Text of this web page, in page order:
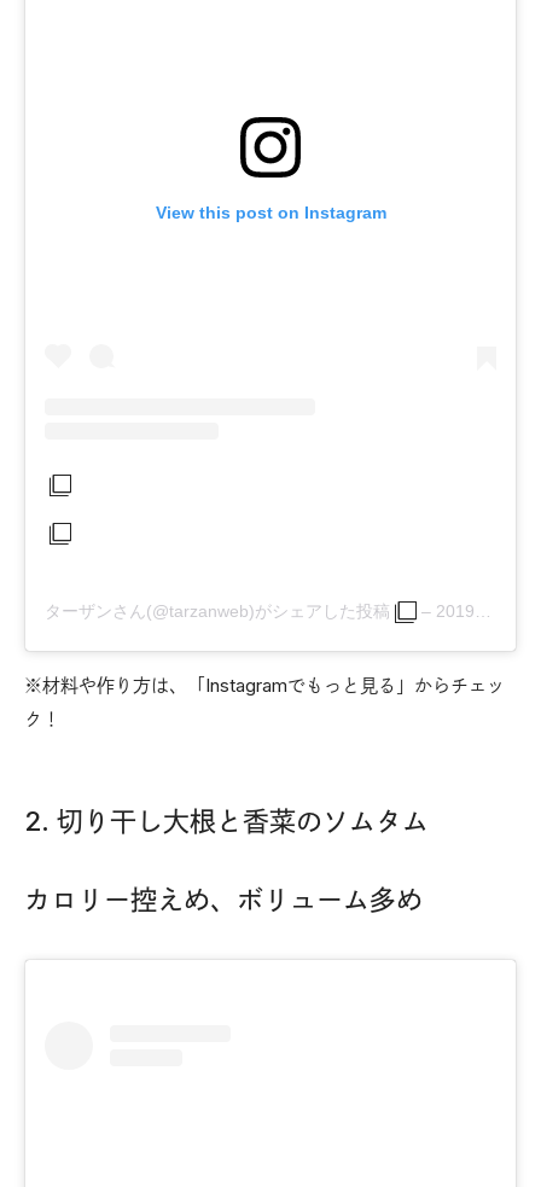
View this post on Instagram
ターザンさん(@tarzanweb)がシェアした投稿 – 2019年 2月月8日午前2時00分PST
※材料や作り方は、「Instagramでもっと見る」からチェッ
ク！
2. 切り干し大根と香菜のソムタム
カロリー控えめ、ボリューム多め